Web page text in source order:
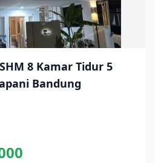
8 Kamar Tidur 5
Bandung